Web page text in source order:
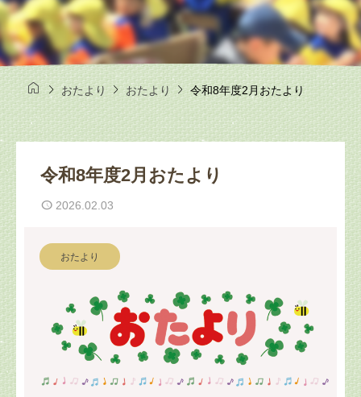
おたよりおたより令和8年度2月おたより
令和8年度2月おたより
2026.02.03
おたより